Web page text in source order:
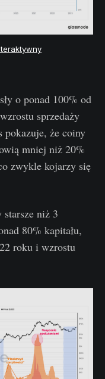
o ponad 100% od
sprzedaży
pokazuje, że coiny
mniej niż 20%
zwykle kojarzy się
niż 3
80% kapitału,
roku i wzrostu